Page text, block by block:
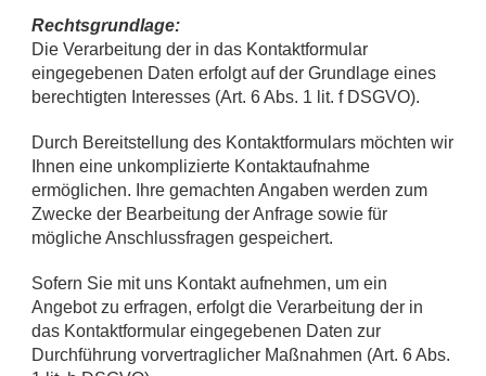
Rechtsgrundlage:
Die Verarbeitung der in das Kontaktformular
eingegebenen Daten erfolgt auf der Grundlage eines
berechtigten Interesses (Art. 6 Abs. 1 lit. f DSGVO).
Durch Bereitstellung des Kontaktformulars möchten wir
Ihnen eine unkomplizierte Kontaktaufnahme
ermöglichen. Ihre gemachten Angaben werden zum
Zwecke der Bearbeitung der Anfrage sowie für
mögliche Anschlussfragen gespeichert.
Sofern Sie mit uns Kontakt aufnehmen, um ein
Angebot zu erfragen, erfolgt die Verarbeitung der in
das Kontaktformular eingegebenen Daten zur
Durchführung vorvertraglicher Maßnahmen (Art. 6 Abs.